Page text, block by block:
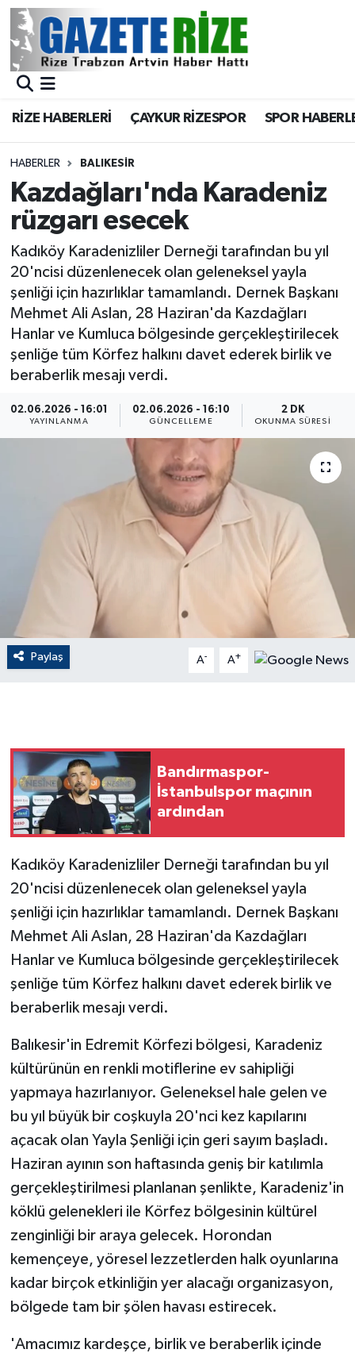
RİZE HABERLERİ ÇAYKUR RİZESPOR SPOR
HABERLER BALIKESIR
Kazdağları'nda Karadeniz
rüzgarı esecek
Kadıköy Karadenizliler Derneği tarafından bu yıl
20'ncisi düzenlenecek olan geleneksel yayla
şenliği için hazırlıklar tamamlandı. Dernek Başkanı
Mehmet Ali Aslan, 28 Haziran'da Kazdağları
Hanlar ve Kumluca bölgesinde gerçekleştirilecek
şenliğe tüm Körfez halkını davet ederek birlik ve
beraberlik mesajı verdi.
02.06.2026 - 16:01
YAYINLANMA
02.06.2026 - 16:10
GÜNCELLEME
2 DK
OKUNMA SÜRESI
Paylaş A- A+
Bandırmaspor-
İstanbulspor maçının
ardından
Kadıköy Karadenizliler Derneği tarafından bu yıl
20'ncisi düzenlenecek olan geleneksel yayla
şenliği için hazırlıklar tamamlandı. Dernek Başkanı
Mehmet Ali Aslan, 28 Haziran'da Kazdağları
Hanlar ve Kumluca bölgesinde gerçekleştirilecek
şenliğe tüm Körfez halkını davet ederek birlik ve
beraberlik mesajı verdi.
Balıkesir'in Edremit Körfezi bölgesi, Karadeniz
kültürünün en renkli motiflerine ev sahipliği
yapmaya hazırlanıyor. Geleneksel hale gelen ve
bu yıl büyük bir coşkuyla 20'nci kez kapılarını
açacak olan Yayla Şenliği için geri sayım başladı.
Haziran ayının son haftasında geniş bir katılımla
gerçekleştirilmesi planlanan şenlikte, Karadeniz'in
köklü gelenekleri ile Körfez bölgesinin kültürel
zenginliği bir araya gelecek. Horondan
kemençeye, yöresel lezzetlerden halk oyunlarına
kadar birçok etkinliğin yer alacağı organizasyon,
bölgede tam bir şölen havası estirecek.
'Amacımız kardeşçe, birlik ve beraberlik içinde
BÖLGEMİZ
Asayiş
Rize Jandarma Komutanlığı
Bilim Teknoloji
Bölge
Advertising news
Canlı Maç
ÇEVRE
Dış Haberler
EĞİTİM
EKONOMİ
English News
Flaş Haber
GENEL
GÜNDEM
Güvenlik
HABERDE İNSAN
İNSAN
Jandarma
KÜLTÜR SANAT
MAGAZİN
POLİTİKA
Sağlık
SİYASET
SPOR HABERLERİ
Merkez Nöbetçi Eczaneler
Merkez Trafik Yoğunluk Haritası
Süper Lig Puan Durumu ve Fikstür
Tüm Manşetler
Son Dakika Haberleri
Haber Arşivi